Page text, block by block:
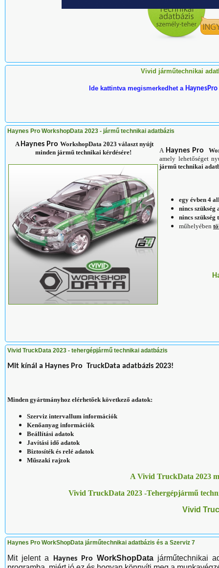
Vivid járműtechnikai
Ide kattintva megismerkedhet a
Haynes Pro WorkshopData 2023 - jármű technikai adatbázis
A Haynes Pro WorkshopData 2023 választ nyújt
minden jármű technikai kérdésére!
A Haynes Pro
amely lehetőséget
jármű technikai
egy évben 4
nincs
nincs szükség
műhelyében
Vivid TruckData 2023 - tehergépjármű technikai adatbázis
Mit kínál a Haynes Pro TruckData adatbázis 2023!
Minden gyártmányhoz elérhetőek következő adatok:
Szerviz intervallum információk
Kenőanyag információk
Beállítási adatok
Javítási idő adatok
Biztosíték és relé adatok
Műszaki rajzok
A Vivid TruckData 2023
Vivid TruckData 2023 -Tehergépjármű
Vivid
Haynes Pro WorkShopData járműtechnikai adatbázis és a Szerviz 7
Mit jelent a Haynes Pro WorkShopDatajárműtechnikai